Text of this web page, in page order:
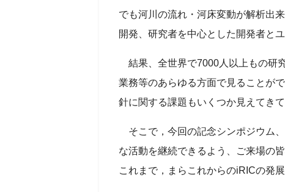
でも河川の流れ・河床変動が解析出
開発、研究者を中心とした開発者と
結果、全世界で7000人以上もの研
業務等のあらゆる方面で見ることが
針に関する課題もいくつか見えてきて
そこで，今回の記念シンポジウム
な活動を継続できるよう、ご来場の
これまで，まらこれからのiRICの発